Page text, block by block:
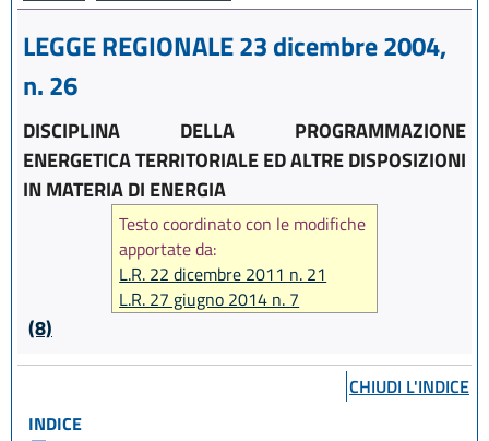
LEGGE REGIONALE 23 dicembre 2004,
n. 26
DISCIPLINA DELLA PROGRAMMAZIONE
ENERGETICA TERRITORIALE ED ALTRE DISPOSIZIONI
IN MATERIA DI ENERGIA
Testo coordinato con le modifiche
apportate da:
L.R. 22 dicembre 2011 n. 21
L.R. 27 giugno 2014 n. 7
(8)
CHIUDI L'INDICE
INDICE